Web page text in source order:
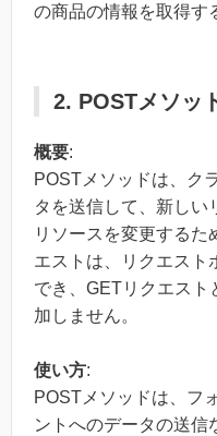
の商品の情報を取得す
2. POSTメソッ
概要:
POSTメソッドは、ク
タを送信して、新しい
リソースを変更するた
エストは、リクエスト
でき、GETリクエスト
加しません。
使い方:
POSTメソッドは、フ
ントへのデータの送信